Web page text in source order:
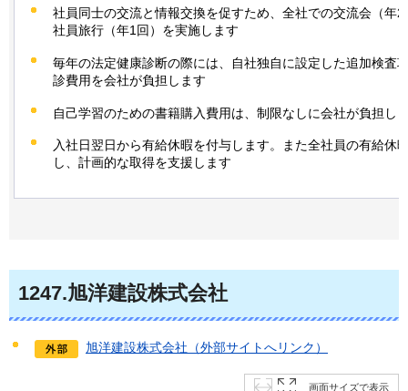
社員同士の交流と情報交換を促すため、全社での交流会（年2
社員旅行（年1回）を実施します
毎年の法定健康診断の際には、自社独自に設定した追加検査
診費用を会社が負担します
自己学習のための書籍購入費用は、制限なしに会社が負担し
入社日翌日から有給休暇を付与します。また全社員の有給休
し、計画的な取得を支援します
1247.旭洋建設株式会社
旭洋建設株式会社（外部サイトへリンク）
画面サイズで表示